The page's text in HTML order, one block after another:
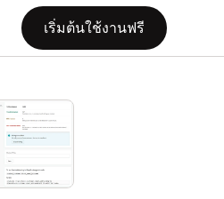
เริ่มต้นใช้งานฟรี